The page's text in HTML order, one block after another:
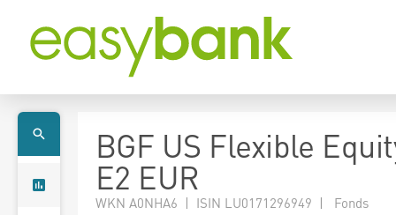
BGF US Flexible
E2 EUR
WKN A0NHA6 | ISIN LU0171296949 | Fonds